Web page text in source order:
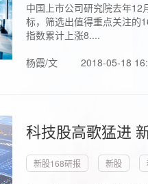
中国上市公司研究院去年
标，筛选出值得重点关注的
指数累计上涨8....
杨霞/文
2018-05-18
科技股高歌猛进
新股168研报 新股